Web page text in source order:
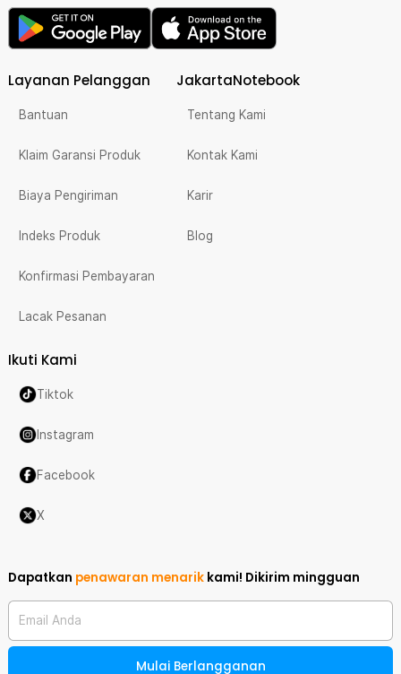
Layanan Pelanggan
Bantuan
Klaim Garansi Produk
Biaya Pengiriman
Indeks Produk
Konfirmasi Pembayaran
Lacak Pesanan
JakartaNotebook
Tentang Kami
Kontak Kami
Karir
Blog
Ikuti Kami
Tiktok
Instagram
Facebook
X
Dapatkan penawaran menarik kami! Dikirim mingguan
Email Anda
Mulai Berlangganan